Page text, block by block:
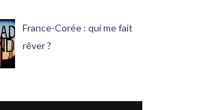
France-Corée : qui me fait
rêver ?